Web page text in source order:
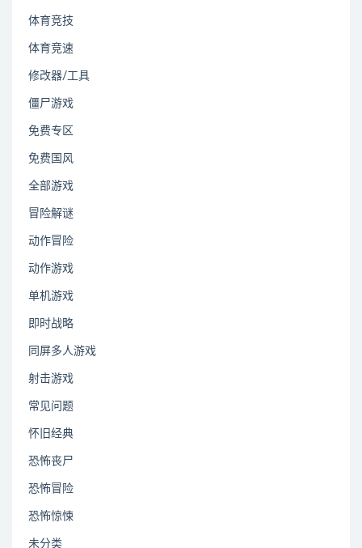
体育竞技
体育竞速
修改器/工具
僵尸游戏
免费专区
免费国风
全部游戏
冒险解谜
动作冒险
动作游戏
单机游戏
即时战略
同屏多人游戏
射击游戏
常见问题
怀旧经典
恐怖丧尸
恐怖冒险
恐怖惊悚
未分类